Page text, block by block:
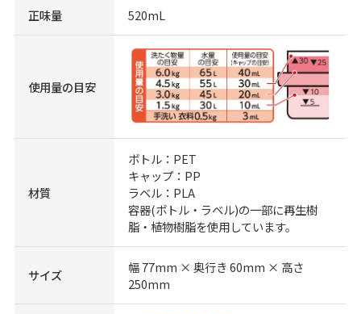
正味量 520mL
使用量の目安
材質
ボトル：PET
キャップ：PP
ラベル：PLA
容器(ボトル・ラベル)の一部に再生樹
脂・植物樹脂を使用しています。
サイズ
幅 77mm × 奥行き 60mm × 高さ
250mm